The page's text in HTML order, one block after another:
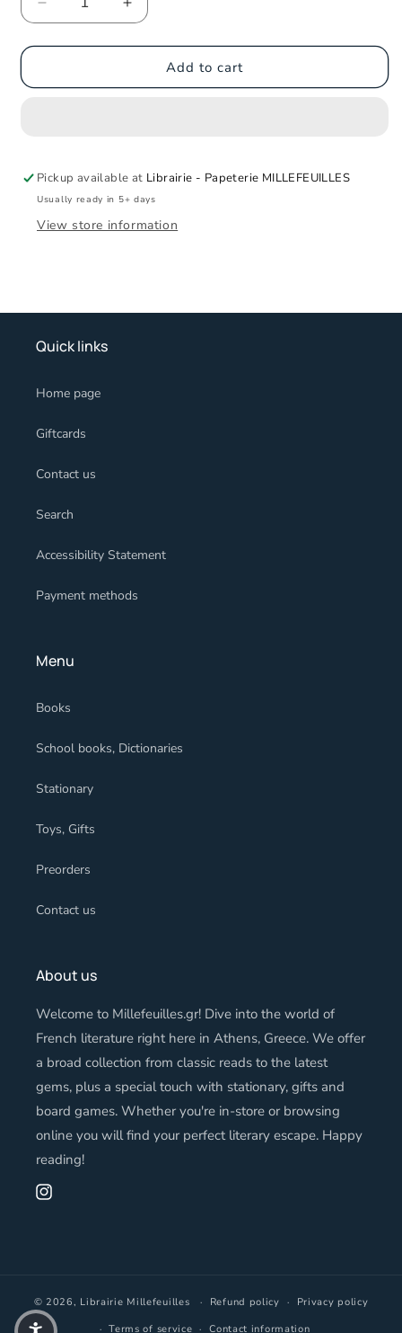
Decrease quantity for Michel Leydier - Cluedo
Increase quantity for Michel Leydier -
Add to cart
Pickup available at Librairie - Papeterie MILLEFEUILLES
Usually ready in 5+ days
View store information
Quick links
Home page
Giftcards
Contact us
Search
Accessibility Statement
Payment methods
Menu
Books
School books, Dictionaries
Stationary
Toys, Gifts
Preorders
Contact us
About us
Welcome to Millefeuilles.gr! Dive into the world of
French literature right here in Athens, Greece. We offer
a broad collection from classic reads to the latest
gems, plus a special touch with stationary, gifts and
board games. Whether you're in-store or browsing
online you will find your perfect literary escape. Happy
reading!
Instagram
© 2026, Librairie Millefeuilles Refund policy
Privacy policy
Terms of service
Contact information